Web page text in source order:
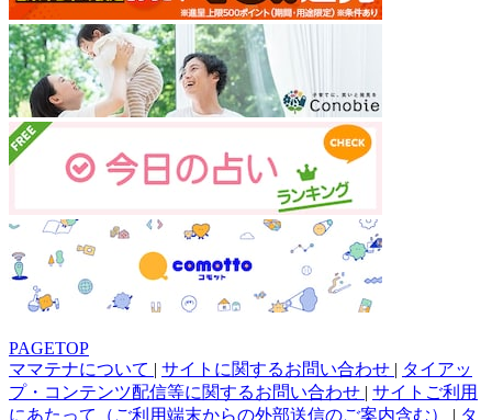
PAGETOP
ママテナについて | サイトに関するお問い合わせ | タイアッ
プ・コンテンツ配信等に関するお問い合わせ | サイトご利用
にあたって（ご利用端末からの外部送信のご案内含む） | タ